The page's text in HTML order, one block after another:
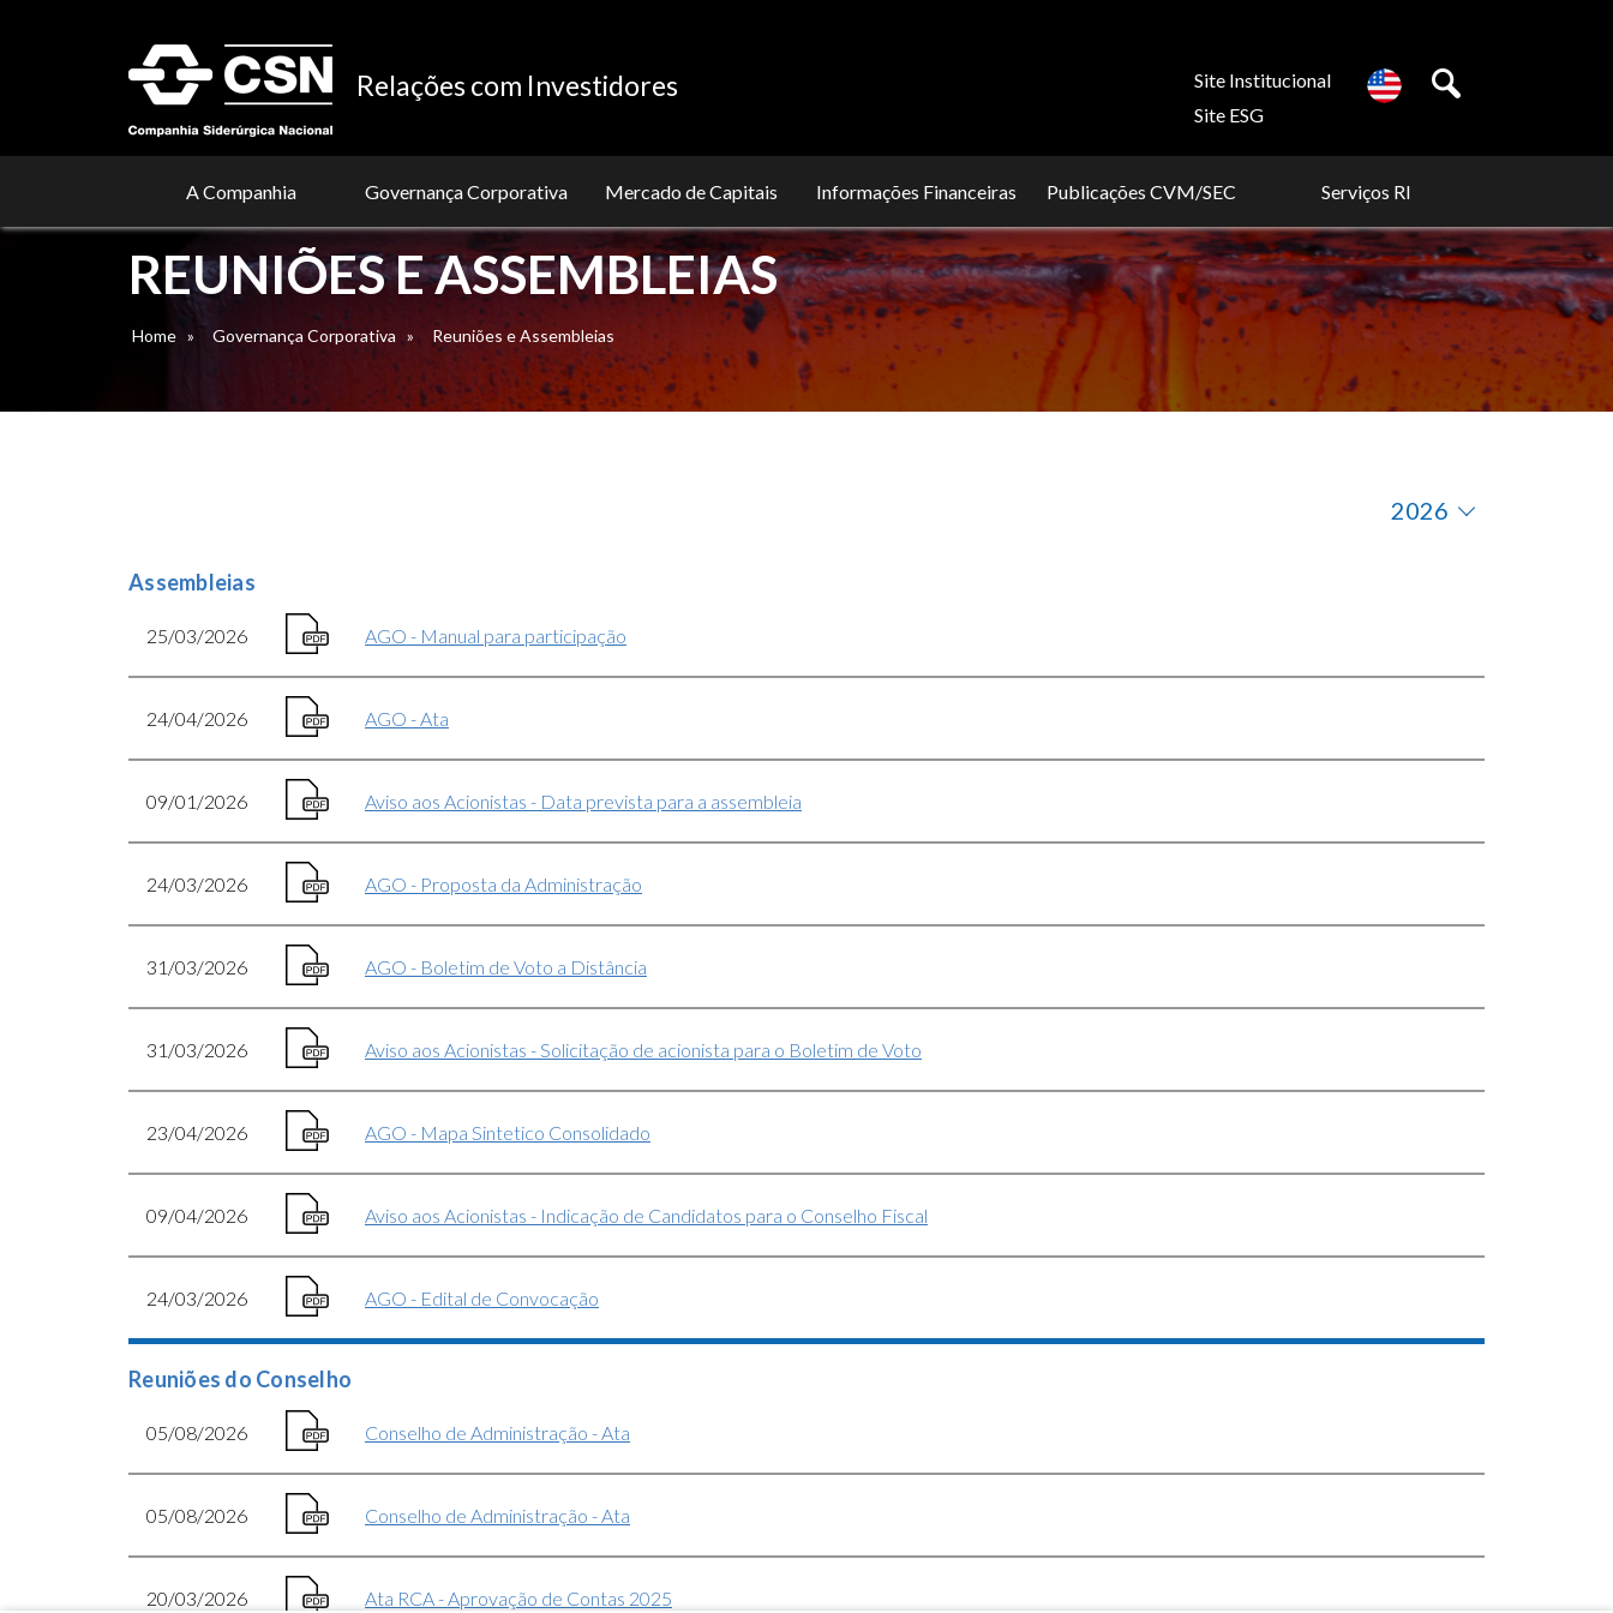
Relações com Investidores
Site Institucional
Site ESG
A Companhia Governança Corporativa Mercado de Capitais Informações Financeiras Publicações CVM/SEC Serviços RI
REUNIÕES E ASSEMBLEIAS
Home » Governança Corporativa » Reuniões e Assembleias
Assembleias
25/03/2026 AGO - Manual para participação
24/04/2026 AGO - Ata
09/01/2026 Aviso aos Acionistas - Data prevista para a assembleia
24/03/2026 AGO - Proposta da Administração
31/03/2026 AGO - Boletim de Voto a Distância
31/03/2026 Aviso aos Acionistas - Solicitação de acionista para o Boletim de Voto
23/04/2026 AGO - Mapa Sintetico Consolidado
09/04/2026 Aviso aos Acionistas - Indicação de Candidatos para o Conselho Fiscal
24/03/2026 AGO - Edital de Convocação
Reuniões do Conselho
05/08/2026 Conselho de Administração - Ata
05/08/2026 Conselho de Administração - Ata
20/03/2026 Ata RCA - Aprovação de Contas 2025